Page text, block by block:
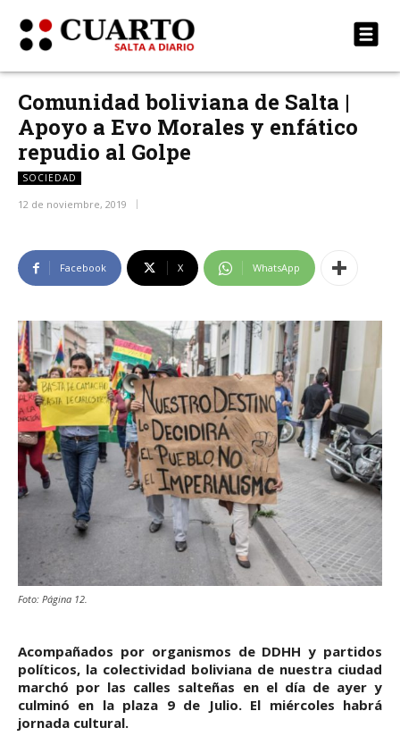
Comunidad boliviana de Salta |
Apoyo a Evo Morales y enfático
repudio al Golpe
SOCIEDAD
12 de noviembre, 2019
Facebook X WhatsApp
Foto: Página 12.
Acompañados por organismos de DDHH y partidos
políticos, la colectividad boliviana de nuestra ciudad
marchó por las calles salteñas en el día de ayer y
culminó en la plaza 9 de Julio. El miércoles habrá
jornada cultural.